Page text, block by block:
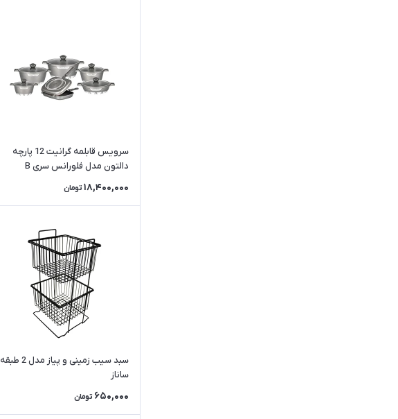
سرویس قابلمه گرانیت 12 پارچه
دالتون مدل فلورانس سری B
18,400,000 تومان
سبد سیب زمینی و پیاز مدل 2 طبقه
ساناز
650,000 تومان